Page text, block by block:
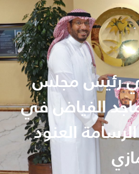
رئيس مجلس
ماجد الفياض في
العنود